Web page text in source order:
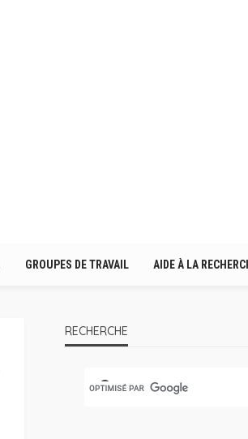
GROUPES DE TRAVAIL AIDE À LA
RECHERCHE